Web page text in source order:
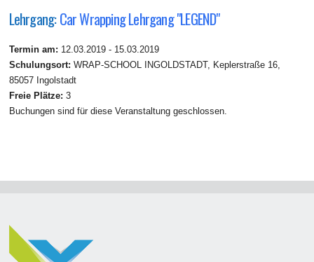
Lehrgang:Car Wrapping Lehrgang "LEGEND"
Termin am: 12.03.2019 - 15.03.2019
Schulungsort: WRAP-SCHOOL INGOLDSTADT, Keplerstraße 16,
85057 Ingolstadt
Freie Plätze: 3
Buchungen sind für diese Veranstaltung geschlossen.